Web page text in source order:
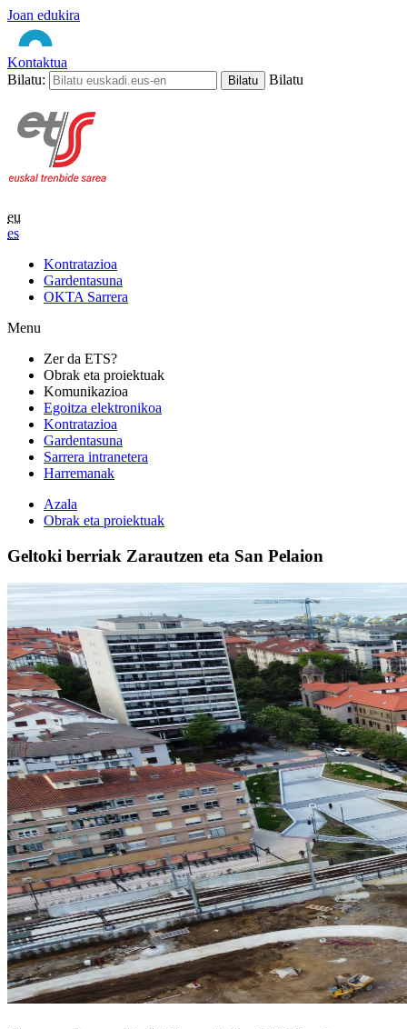
Joan edukira
Kontaktua
Bilatu:
Bilatu
eu
es
Kontratazioa
Gardentasuna
OKTA Sarrera
Menu
Zer da ETS?
Obrak eta proiektuak
Komunikazioa
Egoitza elektronikoa
Kontratazioa
Gardentasuna
Sarrera intranetera
Harremanak
Azala
Obrak eta proiektuak
Geltoki berriak Zarautzen eta San Pelaion